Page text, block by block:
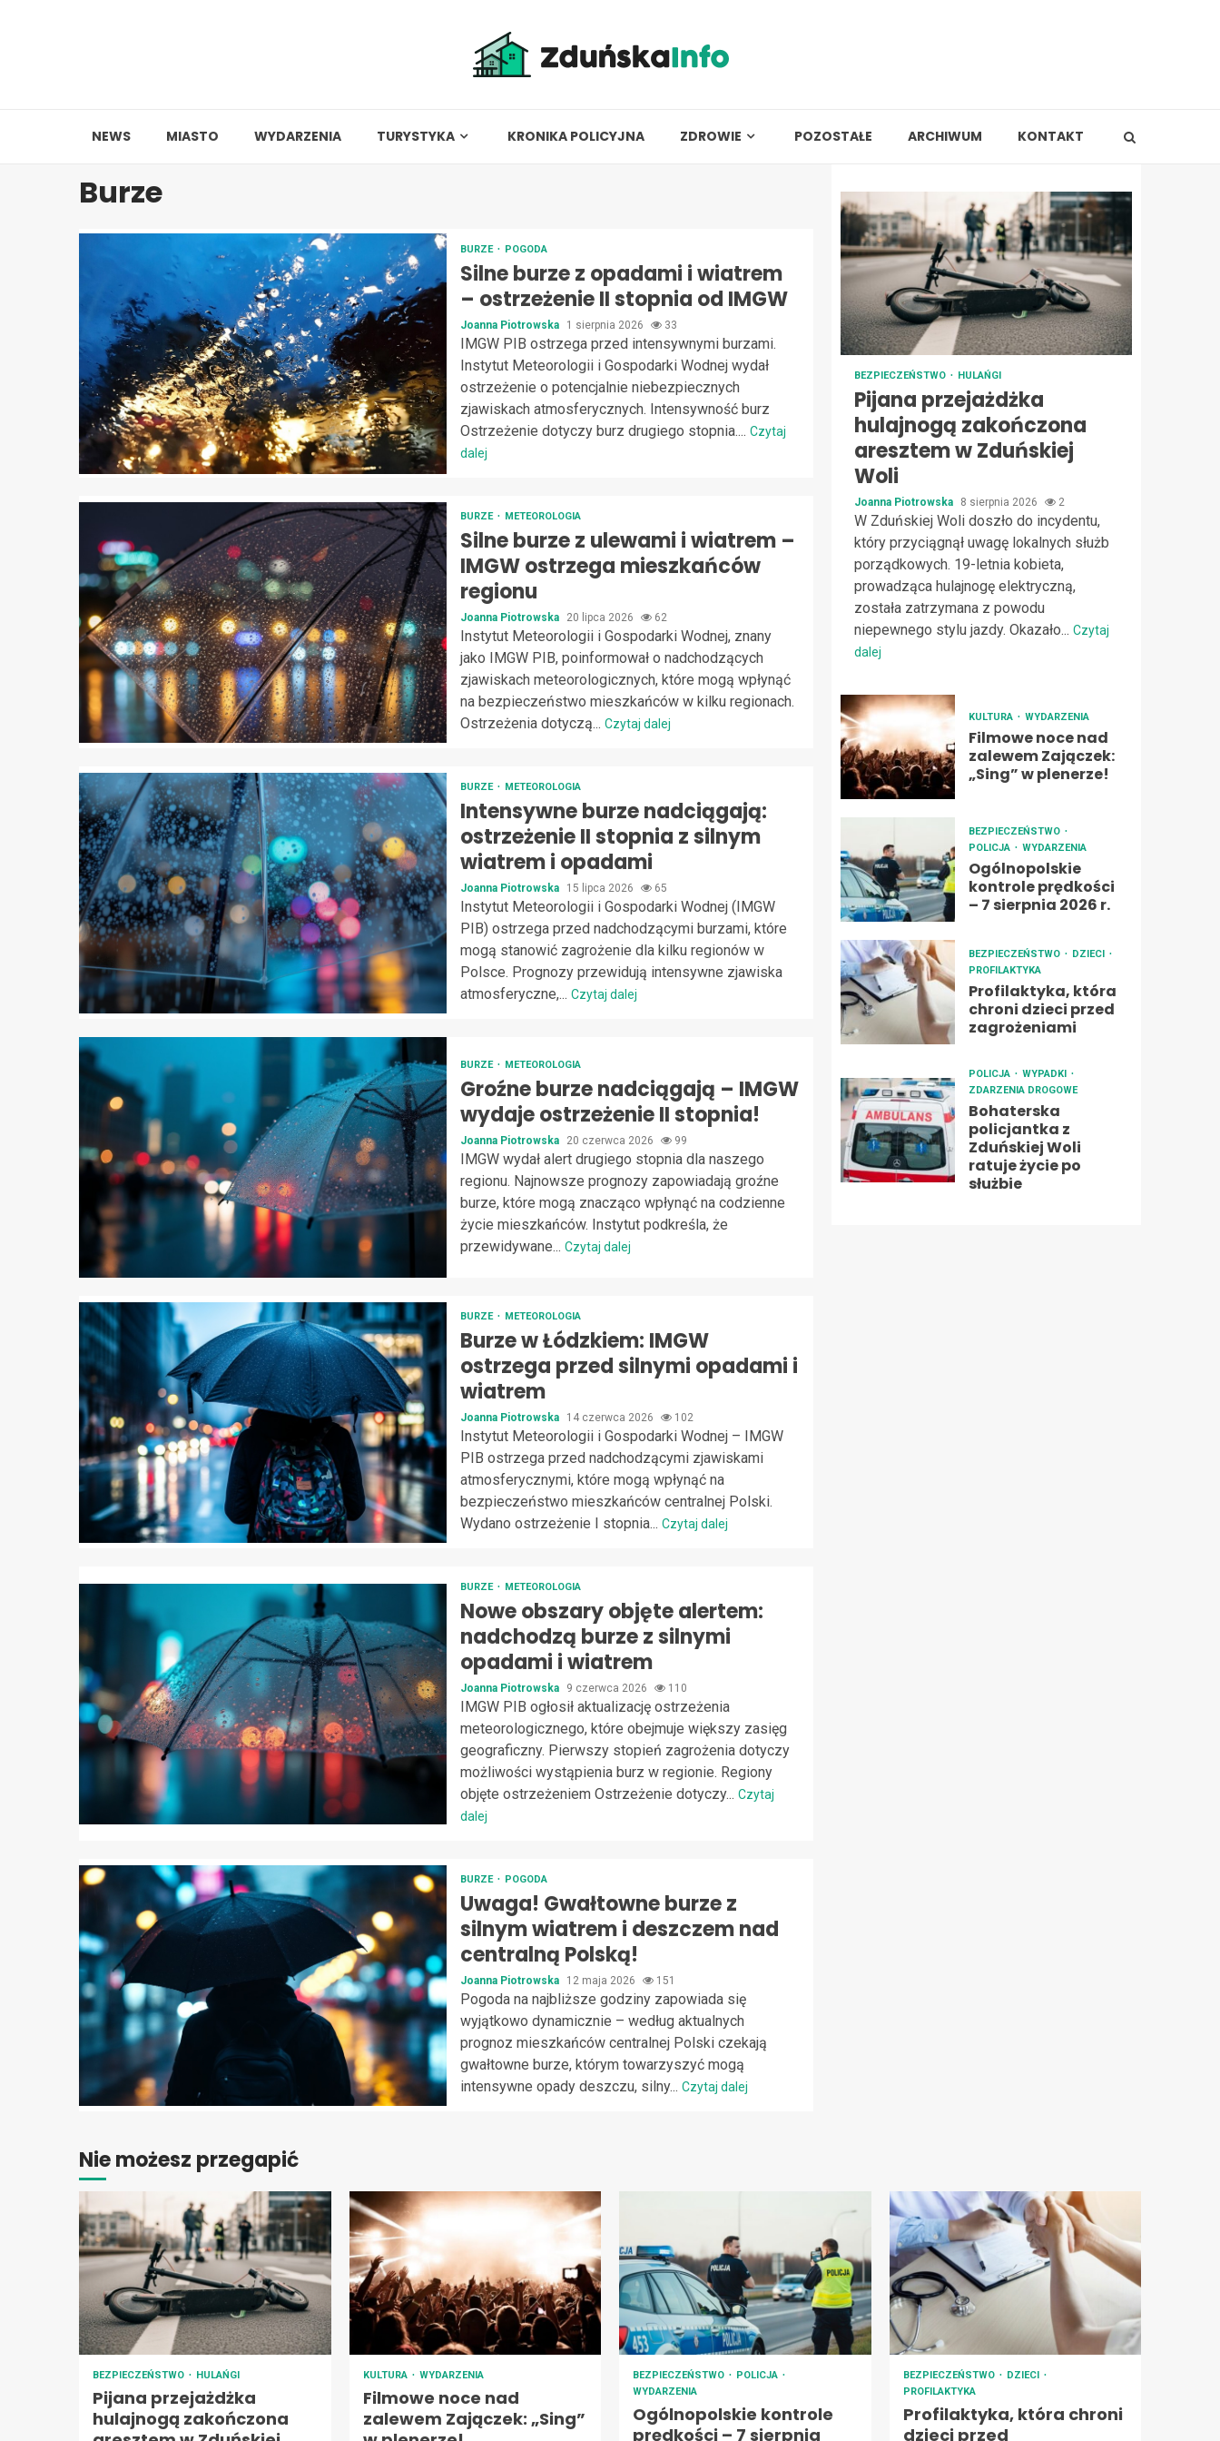
NEWS MIASTO WYDARZENIA TURYSTYKA KRONIKA POLICYJNA ZDROWIE POZOSTAŁE ARCHIWUM KONTAKT
Burze
BURZE POGODA
Silne burze z opadami i wiatrem
– ostrzeżenie II stopnia od IMGW
Joanna Piotrowska 1 sierpnia 2026 33
IMGW PIB ostrzega przed intensywnymi burzami.
Instytut Meteorologii i Gospodarki Wodnej wydał
ostrzeżenie o potencjalnie niebezpiecznych
zjawiskach atmosferycznych. Intensywność burz
Ostrzeżenie dotyczy burz drugiego stopnia.... Czytaj
dalej
BURZE METEOROLOGIA
Silne burze z ulewami i wiatrem –
IMGW ostrzega mieszkańców
regionu
Joanna Piotrowska 20 lipca 2026 62
Instytut Meteorologii i Gospodarki Wodnej, znany
jako IMGW PIB, poinformował o nadchodzących
zjawiskach meteorologicznych, które mogą wpłynąć
na bezpieczeństwo mieszkańców w kilku regionach.
Ostrzeżenia dotyczą... Czytaj dalej
BURZE METEOROLOGIA
Intensywne burze nadciągają:
ostrzeżenie II stopnia z silnym
wiatrem i opadami
Joanna Piotrowska 15 lipca 2026 65
Instytut Meteorologii i Gospodarki Wodnej (IMGW
PIB) ostrzega przed nadchodzącymi burzami, które
mogą stanowić zagrożenie dla kilku regionów w
Polsce. Prognozy przewidują intensywne zjawiska
atmosferyczne,... Czytaj dalej
BURZE METEOROLOGIA
Groźne burze nadciągają – IMGW
wydaje ostrzeżenie II stopnia!
Joanna Piotrowska 20 czerwca 2026 99
IMGW wydał alert drugiego stopnia dla naszego
regionu. Najnowsze prognozy zapowiadają groźne
burze, które mogą znacząco wpłynąć na codzienne
życie mieszkańców. Instytut podkreśla, że
przewidywane... Czytaj dalej
BURZE METEOROLOGIA
Burze w Łódzkiem: IMGW
ostrzega przed silnymi opadami i
wiatrem
Joanna Piotrowska 14 czerwca 2026 102
Instytut Meteorologii i Gospodarki Wodnej – IMGW
PIB ostrzega przed nadchodzącymi zjawiskami
atmosferycznymi, które mogą wpłynąć na
bezpieczeństwo mieszkańców centralnej Polski.
Wydano ostrzeżenie I stopnia... Czytaj dalej
BURZE METEOROLOGIA
Nowe obszary objęte alertem:
nadchodzą burze z silnymi
opadami i wiatrem
Joanna Piotrowska 9 czerwca 2026 110
IMGW PIB ogłosił aktualizację ostrzeżenia
meteorologicznego, które obejmuje większy zasięg
geograficzny. Pierwszy stopień zagrożenia dotyczy
możliwości wystąpienia burz w regionie. Regiony
objęte ostrzeżeniem Ostrzeżenie dotyczy... Czytaj
dalej
BURZE POGODA
Uwaga! Gwałtowne burze z
silnym wiatrem i deszczem nad
centralną Polską!
Joanna Piotrowska 12 maja 2026 151
Pogoda na najbliższe godziny zapowiada się
wyjątkowo dynamicznie – według aktualnych
prognoz mieszkańców centralnej Polski czekają
gwałtowne burze, którym towarzyszyć mogą
intensywne opady deszczu, silny... Czytaj dalej
BEZPIECZEŃSTWO HULAŃGI
Pijana przejażdżka
hulajnogą zakończona
aresztem w Zduńskiej
Woli
Joanna Piotrowska 8 sierpnia 2026 2
W Zduńskiej Woli doszło do incydentu,
który przyciągnął uwagę lokalnych służb
porządkowych. 19-letnia kobieta,
prowadząca hulajnogę elektryczną,
została zatrzymana z powodu
niepewnego stylu jazdy. Okazało... Czytaj
dalej
KULTURA WYDARZENIA
Filmowe noce nad
zalewem Zajączek:
„Sing” w plenerze!
BEZPIECZEŃSTWO
POLICJA
WYDARZENIA
Ogólnopolskie
kontrole prędkości
– 7 sierpnia 2026 r.
BEZPIECZEŃSTWO
DZIECI
PROFILAKTYKA
Profilaktyka, która
chroni dzieci przed
zagrożeniami
POLICJA
WYPADKI
ZDARZENIA DROGOWE
Bohaterska
policjantka z
Zduńskiej Woli
ratuje życie po
służbie
Nie możesz przegapić
BEZPIECZEŃSTWO HULAŃGI
Pijana przejażdżka
hulajnogą zakończona
KULTURA WYDARZENIA
Filmowe noce nad
zalewem Zajączek: „Sing”
BEZPIECZEŃSTWO
POLICJA
WYDARZENIA
Ogólnopolskie kontrole
prędkości – 7 sierpnia
BEZPIECZEŃSTWO
DZIECI
PROFILAKTYKA
Profilaktyka, która chroni
dzieci przed